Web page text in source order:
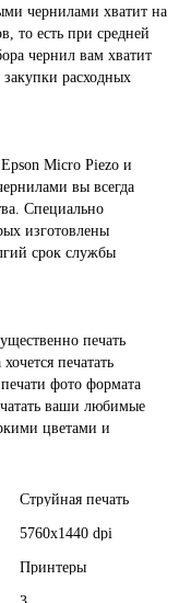
чернилами хватит на
то есть при средней
чернил вам хватит
расходных
Micro Piezo и
вы всегда
Специально
изготовлены
срок службы
печать
печатать
фото формата
ваши любимые
цветами и
Струйная печать
5760х1440 dpi
Принтеры